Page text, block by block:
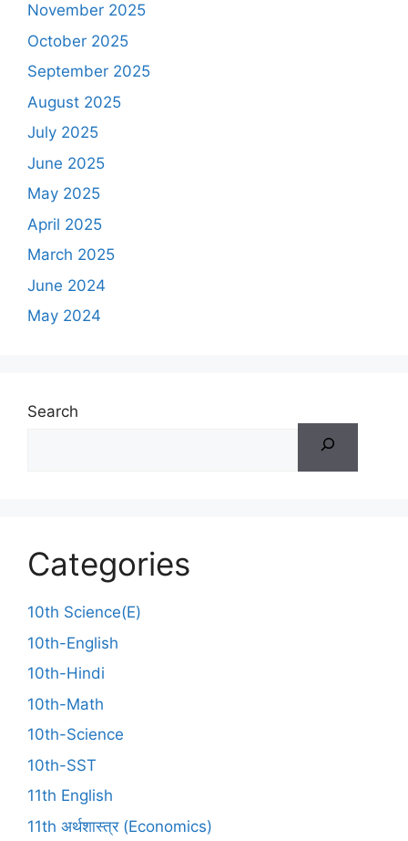
November 2025
October 2025
September 2025
August 2025
July 2025
June 2025
May 2025
April 2025
March 2025
June 2024
May 2024
Search
Categories
10th Science(E)
10th-English
10th-Hindi
10th-Math
10th-Science
10th-SST
11th English
11th अर्थशास्त्र (Economics)